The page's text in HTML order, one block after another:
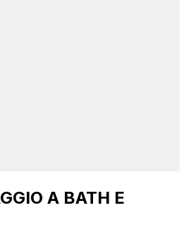
A BATH E